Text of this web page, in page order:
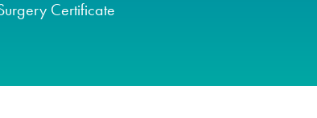
Certificate